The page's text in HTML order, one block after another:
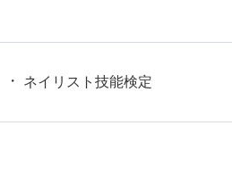
ネイリスト技能検定